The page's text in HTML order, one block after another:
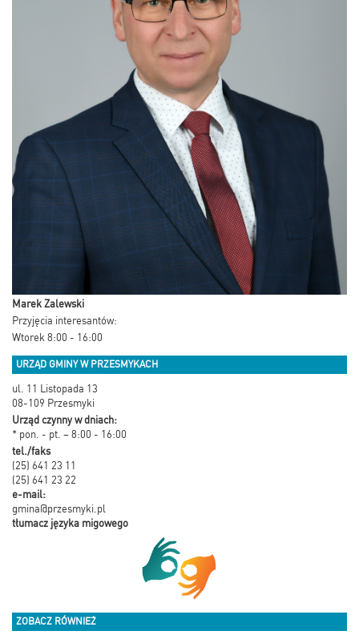
Marek Zalewski
Przyjęcia interesantów:
Wtorek 8:00 - 16:00
URZĄD GMINY W PRZESMYKACH
ul. 11 Listopada 13
08-109 Przesmyki
Urząd czynny w dniach:
* pon. - pt. – 8:00 - 16:00
tel./faks
(25) 641 23 11
(25) 641 23 22
e-mail:
gmina@przesmyki.pl
tłumacz języka migowego
ZOBACZ RÓWNIEŻ